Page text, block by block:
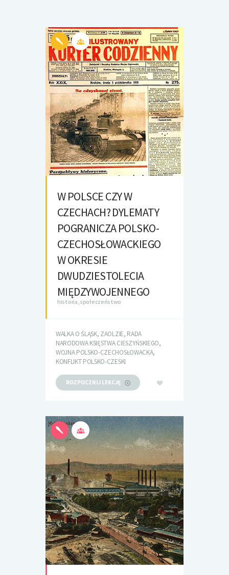
W POLSCE CZY W
CZECHACH? DYLEMATY
POGRANICZA POLSKO-
CZECHOSŁOWACKIEGO
W OKRESIE
DWUDZIESTOLECIA
MIĘDZYWOJENNEGO
historia, społeczeństwo
WALKA O ŚLĄSK, ZAOLZIE, RADA
NARODOWA KSIĘSTWA CIESZYŃSKIEGO,
WOJNA POLSKO-CZECHOSŁOWACKA,
KONFLIKT POLSKO-CZESKI
ROZPOCZNIJ LEKCJĘ